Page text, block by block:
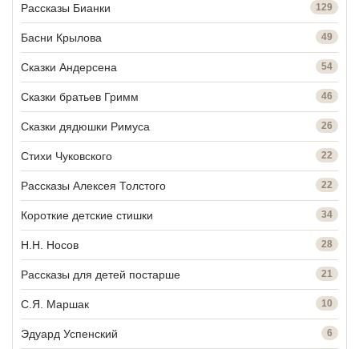
Рассказы Бианки 129
Басни Крылова 49
Сказки Андерсена 54
Сказки братьев Гримм 46
Сказки дядюшки Римуса 26
Стихи Чуковского 22
Рассказы Алексея Толстого 22
Короткие детские стишки 34
Н.Н. Носов 28
Рассказы для детей постарше 21
С.Я. Маршак 10
Эдуард Успенский 6